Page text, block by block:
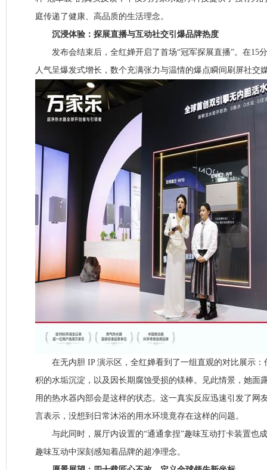
庭传递了健康、高品质的生活理念。
沉浸体验：探展直播与互动社交引爆品牌热度
发布会结束后，全红婵开启了首场“冠军探展直播”。在15
人气呈爆发式增长，数个充满张力与温情的爆点瞬间刷屏社交
在无内胆 IP 演示区，全红婵看到了一组直观的对比展示：
积的水垢沉淀，以及因长期腐蚀受损的镁棒。见此情景，她面
用的热水器内部会是这样的状态。这一真实反应迅速引发了网
言表示，没想到日常沐浴的用水环境竟存在这样的问题。
与此同时，展厅内设置的“通通拿捏”趣味互动打卡装置也
趣味互动中深刻感知着品牌的超净理念。